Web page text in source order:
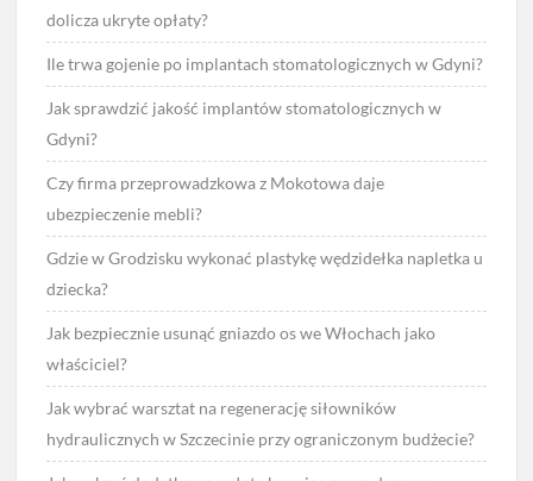
dolicza ukryte opłaty?
Ile trwa gojenie po implantach stomatologicznych w Gdyni?
Jak sprawdzić jakość implantów stomatologicznych w
Gdyni?
Czy firma przeprowadzkowa z Mokotowa daje
ubezpieczenie mebli?
Gdzie w Grodzisku wykonać plastykę wędzidełka napletka u
dziecka?
Jak bezpiecznie usunąć gniazdo os we Włochach jako
właściciel?
Jak wybrać warsztat na regenerację siłowników
hydraulicznych w Szczecinie przy ograniczonym budżecie?